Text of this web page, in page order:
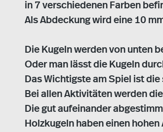
in 7 verschiedenen Farben
Als Abdeckung wird eine 10
Die Kugeln werden von unten
Oder man lässt die Kugeln
Das Wichtigste am Spiel ist
Bei allen Aktivitäten werden
Die gut aufeinander
Holzkugeln haben einen